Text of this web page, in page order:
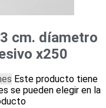
cm. díametro
x250
Este producto tiene
se pueden elegir en la